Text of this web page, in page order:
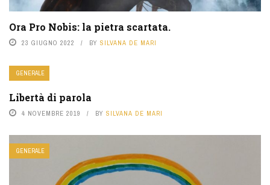
Ora Pro Nobis: la pietra scartata.
23 GIUGNO 2022 BY SILVANA DE MARI
GENERALE
Libertà di parola
4 NOVEMBRE 2019 BY SILVANA DE MARI
GENERALE